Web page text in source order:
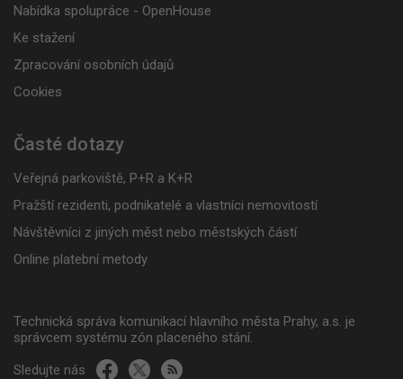
Nabídka spolupráce - OpenHouse
Ke stažení
Zpracování osobních údajů
Cookies
Časté dotazy
Veřejná parkoviště, P+R a K+R
Pražští rezidenti, podnikatelé a vlastníci nemovitostí
Návštěvníci z jiných měst nebo městských částí
Online platební metody
Technická správa komunikací hlavního města Prahy, a.s. je
správcem systému zón placeného stání.
Sledujte nás